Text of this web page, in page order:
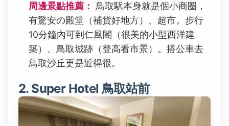
周邊景點推薦： 鳥取駅本身就是個小商圈，
有驚安の殿堂（補貨好地方）、超市。步行
10分鐘內可到仁風閣（很美的小型西洋建
築）、鳥取城跡（登高看市景）。搭公車去
鳥取沙丘更是近得很。
2. Super Hotel 鳥取站前